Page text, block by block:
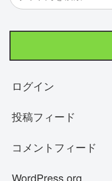
ログイン
投稿フィード
コメントフィード
WordPress.org